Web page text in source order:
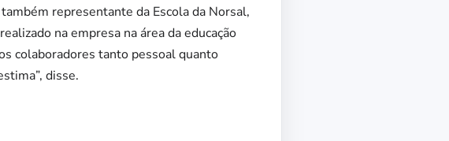
representante da Escola da Norsal,
na empresa na área da educação
colaboradores tanto pessoal quanto
disse.